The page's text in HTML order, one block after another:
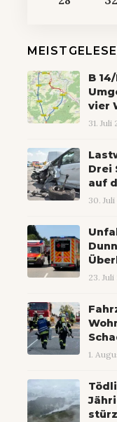
B
vier
31. Juli
Drei
auf
30.
23.
1.